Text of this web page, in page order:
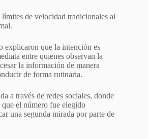
de velocidad tradicionales al
explicaron que la intención es
entre quienes observan la
la información de manera
de forma rutinaria.
a través de redes sociales, donde
que el número fue elegido
una segunda mirada por parte de